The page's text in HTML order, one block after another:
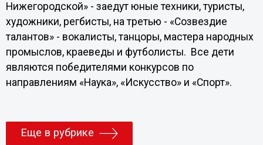
Нижегородской» - заедут юные техники, туристы,
художники, регбисты, на третью - «Созвездие
талантов» - вокалисты, танцоры, мастера народных
промыслов, краеведы и футболисты. Все дети
являются победителями конкурсов по
направлениям «Наука», «Искусство» и «Спорт».
Еще в рубрике